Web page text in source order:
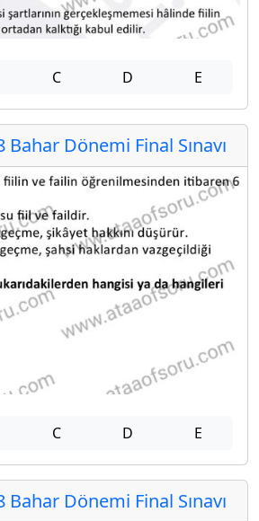
C D E
Dönemi Final Sınavı
C D E
Dönemi Final Sınavı